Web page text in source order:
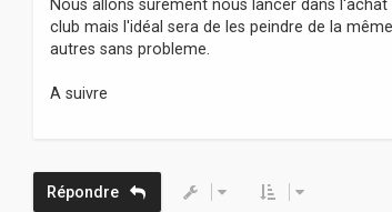
s
a
g
Nous allons surement nous lancer dans
club mais l'idéal sera de les peindre de la
autres sans probleme.
A suivre
Répondre